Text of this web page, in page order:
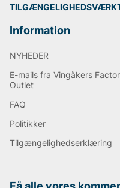
Information
NYHEDER
E-mails fra Vingåkers
Outlet
FAQ
Politikker
Tilgængelighedserklæring